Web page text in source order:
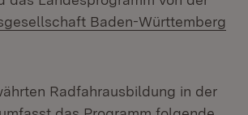
Baden-Württemberg
Radfahrausbildung in der